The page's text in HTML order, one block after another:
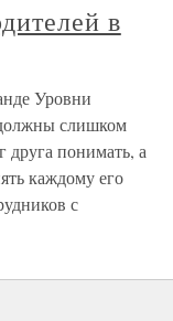
в
Уровни
слишком
друга понимать, а
каждому его
с